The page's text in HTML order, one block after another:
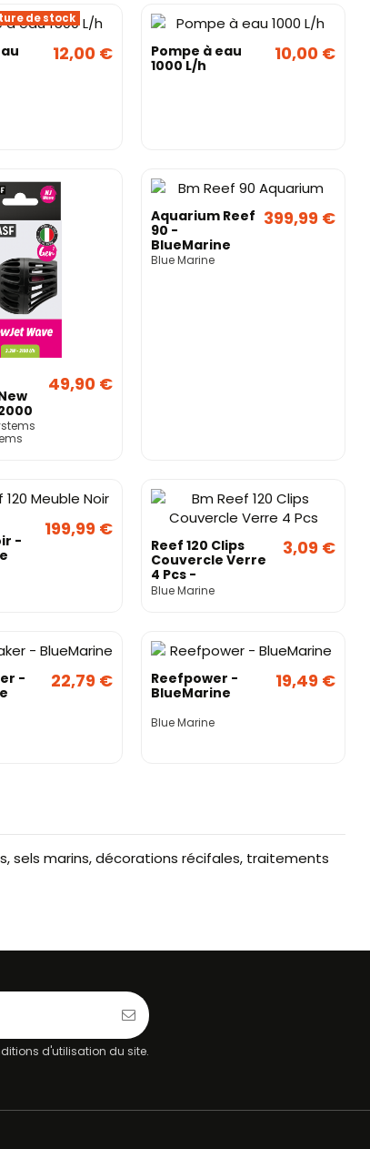
de stock
12,00 €
Pompe à eau
1000 L/h
10,00 €
49,90 €
Aquarium Reef
90 -
BlueMarine
Blue Marine
399,99 €
-
199,99 €
Reef 120 Clips
Couvercle Verre
4 Pcs -
BlueMarine
Blue Marine
3,09 €
-
22,79 €
Reefpower -
BlueMarine
Blue Marine
19,49 €
sels marins, décorations récifales, traitements
d'utilisation du site.